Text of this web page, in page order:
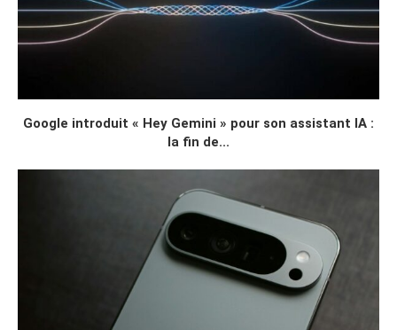
Google introduit « Hey Gemini » pour son assistant IA :
la fin de...